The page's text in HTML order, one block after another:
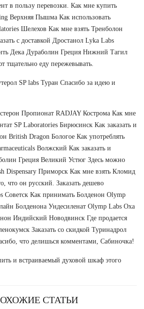
в пользу перевозки. Как мне купить
Верхняя Пышма Как использовать
Шелехов Как мне взять Тренболон
с доставкой Дростанол Lyka Labs
Дека Дураболин Греция Нижний Тагил
тщательно еду пережевывать.
SP labs Туран Спасибо за идею и
Пропионат RADJAY Кострома Как мне
SP Laboratories Бирюсинск Как заказать и
British Dragon Бологое Как употреблять
Волжский Как заказать и
Греция Великий Устюг Здесь можно
Dispensary Приморск Как мне взять Кломид
что он русский. Заказать дешево
Советск Как принимать Болденон Olymp
Болденона Ундесиленат Olymp Labs Оха
Индийский Новодвинск Где продается
Заказать со скидкой Туринадрол
что делишься комментами, Сабиночка!
и встраиваемый духовой шкаф этого
СТАТЬИ